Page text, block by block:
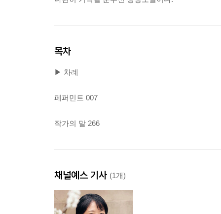
목차
▶ 차례
페퍼민트 007
작가의 말 266
채널예스 기사 (1개)